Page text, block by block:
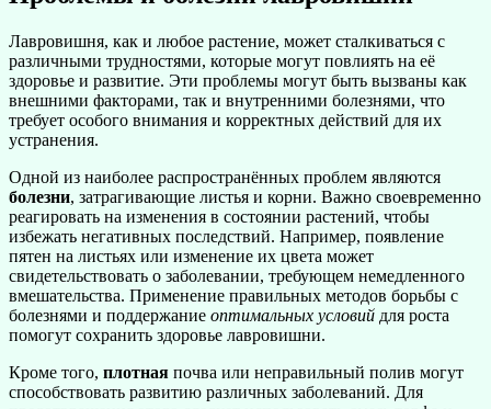
Лавровишня, как и любое растение, может сталкиваться с
различными трудностями, которые могут повлиять на её
здоровье и развитие. Эти проблемы могут быть вызваны как
внешними факторами, так и внутренними болезнями, что
требует особого внимания и корректных действий для их
устранения.
Одной из наиболее распространённых проблем являются
болезни, затрагивающие листья и корни. Важно своевременно
реагировать на изменения в состоянии растений, чтобы
избежать негативных последствий. Например, появление
пятен на листьях или изменение их цвета может
свидетельствовать о заболевании, требующем немедленного
вмешательства. Применение правильных методов борьбы с
болезнями и поддержание оптимальных условий для роста
помогут сохранить здоровье лавровишни.
Кроме того, плотная почва или неправильный полив могут
способствовать развитию различных заболеваний. Для